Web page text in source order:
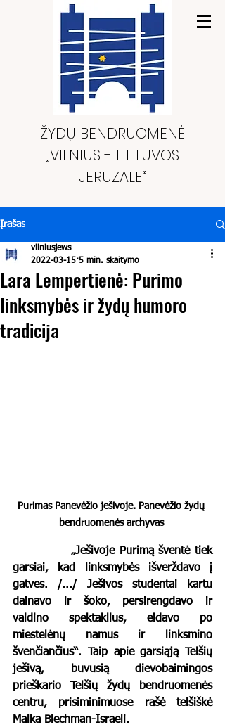
ŽYDŲ BENDRUOMENĖ
„VILNIUS - LIETUVOS
JERUZALĖ“
Įrašas
Lara Lempertienė: Purimo
linksmybės ir žydų humoro
tradicija
vilniusjews
2022-03-15 5 min. skaitymo
Purimas Panevėžio ješivoje. Panevėžio žydų
bendruomenės archyvas
		„Ješivoje Purimą šventė tiek
garsiai, kad linksmybės išverždavo į
gatves. /.../ Ješivos studentai kartu
dainavo ir šoko, persirengdavo ir
vaidino spektaklius, eidavo po
miestelėnų namus ir linksmino
švenčiančius“. Taip apie garsiąją Telšių
ješivą, buvusią dievobaimingos
prieškario Telšių žydų bendruomenės
centru, prisiminimuose rašė telšiškė
Malka Blechman-Israeli.